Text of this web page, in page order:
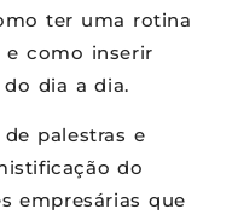
ter uma rotina
como inserir
dia a dia.
palestras e
do
empresárias que